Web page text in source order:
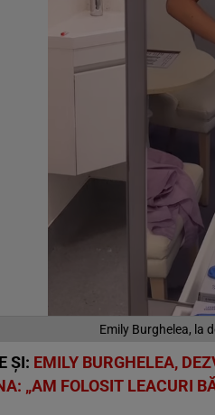
Emily Burghelea, la
ȘI: EMILY BURGHELEA,
„AM FOLOSIT LEACURI